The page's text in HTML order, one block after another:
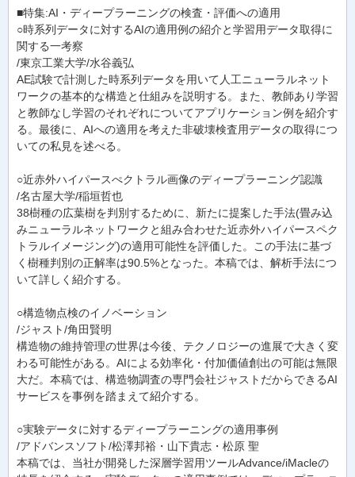
■特集:AI・ディープラーニングの検査・評価への適用
○時系列データに対するAIの適用例の紹介と学習用データ取得に
関する一考察
/東京工業大学/水谷義弘
AE試験で計測した時系列データを用いて人工ニューラルネット
ワークの基本的な構造と仕組みを説明する。また、教師あり学習
と教師なし学習のそれぞれについてアプリケーション例を紹介す
る。最後に、AIへの適用を考えた非破壊検査用データの取得につ
いての私見を述べる。
○近赤外ハイパースぺクトラル画像のディープラーニング認識
/名古屋大学/稲垣哲也
38樹種の広葉樹を判別するために、新たに提案した手法(畳み込
みニューラルネットワークと組み合わせた近赤外ハイパースペク
トラルイメージング)の適用可能性を評価した。この手法に基づ
く樹種判別の正解率は90.5%となった。本稿では、解析手法につ
いて詳しく紹介する。
○構造物点検のイノベーション
/ジャスト/角田賢明
構造物の維持管理の世界は今後、テクノロジーの進展で大きく変
わる可能性がある。AIによる効率化・付加価値創出の可能は無限
大だ。本稿では、構造物調査の専門会社ジャストだからできるAI
サービスを事例を踏まえて紹介する。
○実験データに対するディープラーニングの適用事例
/アドバンスソフト/松澤邦裕・山下貴志・松原 聖
本稿では、当社が開発した深層学習用ツールAdvance/iMacleの